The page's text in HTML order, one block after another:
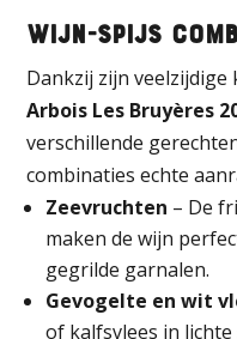
Wijn-Spijs
Dankzij zijn
Arbois Les Bruyères
verschillende
combinaties echte
Zeevruchten – De
maken de wijn
gegrilde garnalen.
Gevogelte en wit
of kalfsvlees in